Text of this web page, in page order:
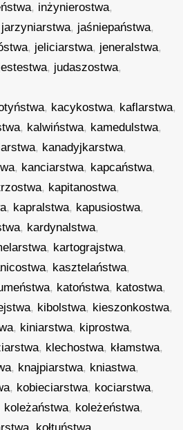
, inżynierostwa,
jarzyniarstwa, jaśniepaństwa,
, jeliciarstwa, jeneralstwa,
, judaszostwa,
, kacykostwa, kaflarstwa,
, kalwiństwa, kamedulstwa,
, kanadyjkarstwa,
, kanciarstwa, kapcaństwa,
, kapitanostwa,
, kapralstwa, kapusiostwa,
, kardynalstwa,
, kartograjstwa,
, kasztelaństwa,
, katoństwa, katostwa,
, kibolstwa, kieszonkostwa,
, kiniarstwa, kiprostwa,
, klechostwa, kłamstwa,
, knajpiarstwa, kniastwa,
, kobieciarstwa, kociarstwa,
koleżaństwa, koleżeństwa,